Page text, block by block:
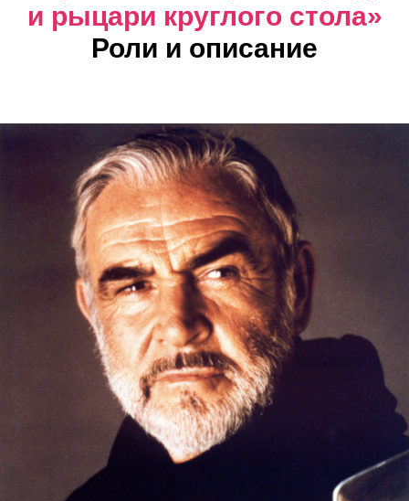
и рыцари круглого стола»
Роли и описание